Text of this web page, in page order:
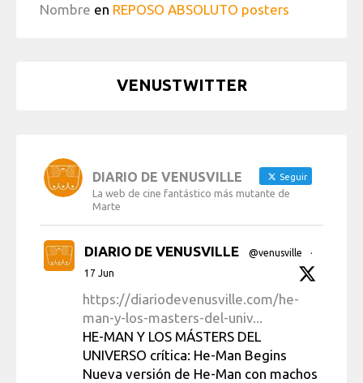
Nombre en REPOSO ABSOLUTO posters
VENUSTWITTER
DIARIO DE VENUSVILLE Seguir
La web de cine fantástico más mutante de
Marte
DIARIO DE VENUSVILLE @venusville
·
17 Jun
https://diariodevenusville.com/he-
man-y-los-masters-del-univ...
HE-MAN Y LOS MÁSTERS DEL
UNIVERSO crítica: He-Man Begins
Nueva versión de He-Man con machos